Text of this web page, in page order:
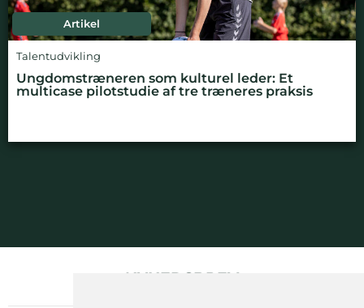
Artikel
Talentudvikling
Ungdomstræneren som kulturel leder: Et
multicase pilotstudie af tre træneres praksis
NYHEDSBREV